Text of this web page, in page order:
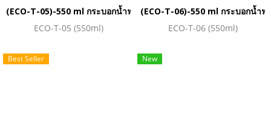
(ECO-T-05)-550 ml กระบอกน้ำฟางข้าวสาลี
ECO-T-05 (550ml)
(ECO-T-06)-550 ml กระบอกน้ำฟ
ECO-T-06 (550ml)
Best Seller New